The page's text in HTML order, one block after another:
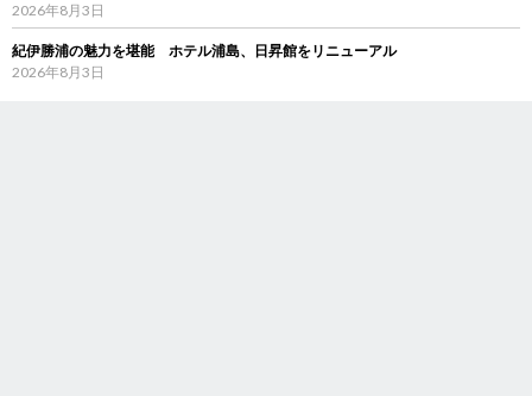
2026年8月3日
紀伊勝浦の魅力を堪能 ホテル浦島、日昇館をリニューアル
2026年8月3日